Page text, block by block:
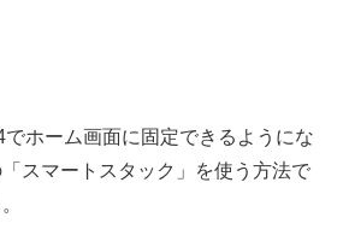
ホーム画面に固定できるようにな
スマートスタック」を使う方法で